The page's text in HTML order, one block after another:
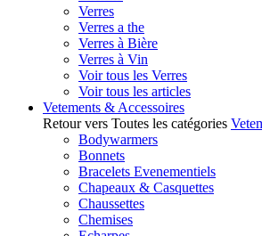
Verres
Verres a the
Verres à Bière
Verres à Vin
Voir tous les Verres
Voir tous les articles
Vetements & Accessoires
Retour vers Toutes les catégories
Bodywarmers
Bonnets
Bracelets Evenementiels
Chapeaux & Casquettes
Chaussettes
Chemises